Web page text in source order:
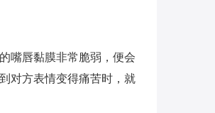
嘴唇黏膜非常脆弱，便会
对方表情变得痛苦时，就